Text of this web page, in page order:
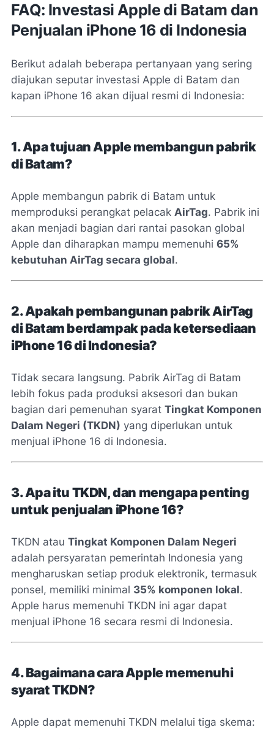
FAQ: Investasi Apple di Batam dan
Penjualan iPhone 16 di Indonesia
Berikut adalah beberapa pertanyaan yang sering
diajukan seputar investasi Apple di Batam dan
kapan iPhone 16 akan dijual resmi di Indonesia:
1. Apa tujuan Apple membangun pabrik
di Batam?
Apple membangun pabrik di Batam untuk
memproduksi perangkat pelacak AirTag. Pabrik ini
akan menjadi bagian dari rantai pasokan global
Apple dan diharapkan mampu memenuhi 65%
kebutuhan AirTag secara global.
2. Apakah pembangunan pabrik AirTag
di Batam berdampak pada ketersediaan
iPhone 16 di Indonesia?
Tidak secara langsung. Pabrik AirTag di Batam
lebih fokus pada produksi aksesori dan bukan
bagian dari pemenuhan syarat Tingkat Komponen
Dalam Negeri (TKDN) yang diperlukan untuk
menjual iPhone 16 di Indonesia.
3. Apa itu TKDN, dan mengapa penting
untuk penjualan iPhone 16?
TKDN atau Tingkat Komponen Dalam Negeri
adalah persyaratan pemerintah Indonesia yang
mengharuskan setiap produk elektronik, termasuk
ponsel, memiliki minimal 35% komponen lokal.
Apple harus memenuhi TKDN ini agar dapat
menjual iPhone 16 secara resmi di Indonesia.
4. Bagaimana cara Apple memenuhi
syarat TKDN?
Apple dapat memenuhi TKDN melalui tiga skema: